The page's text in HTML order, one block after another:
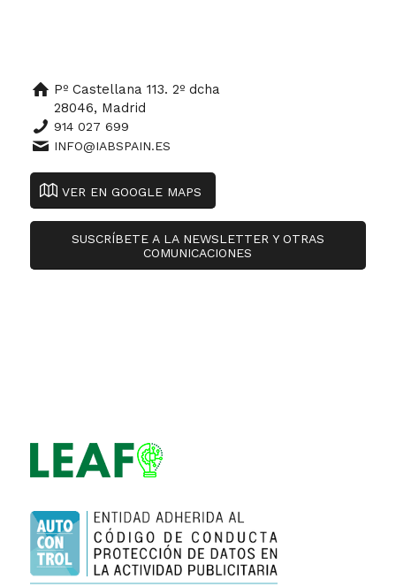
Pº Castellana 113. 2º dcha
28046, Madrid
914 027 699
INFO@IABSPAIN.ES
VER EN GOOGLE MAPS
SUSCRÍBETE A LA NEWSLETTER Y OTRAS
COMUNICACIONES